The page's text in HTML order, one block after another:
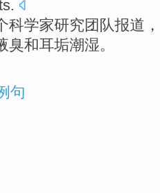
.
科学家研究团队报道
臭和耳垢潮湿。
句